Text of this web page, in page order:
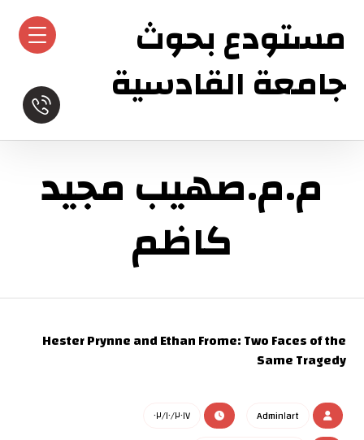
مستودع بحوث
جامعة القادسية
م.م.صهيب مجيد
كاظم
Hester Prynne and Ethan Frome: Two Faces of the
Same Tragedy
Admin١art
٠٢/١٠/٢٠١٧